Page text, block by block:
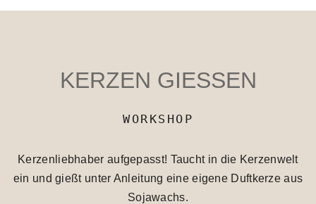
KERZEN GIESSEN
WORKSHOP
Kerzenliebhaber aufgepasst! Taucht in die Kerzenwelt
ein und gießt unter Anleitung eine eigene Duftkerze aus
Sojawachs.